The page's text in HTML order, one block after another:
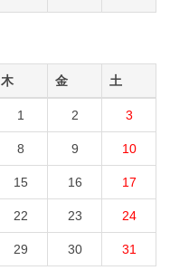
木 金 土
1 2 3
8 9 10
15 16 17
22 23 24
29 30 31